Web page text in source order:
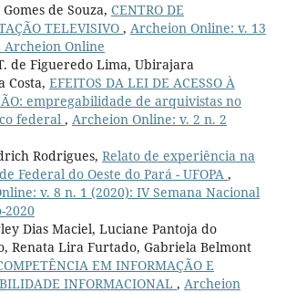
de Souza, CENTRO DE
TELEVISIVO , Archeion Online: v. 13
Archeion Online
de Figueredo Lima, Ubirajara
Costa, EFEITOS DA LEI DE ACESSO À
empregabilidade de arquivistas no
federal , Archeion Online: v. 2 n. 2
Rodrigues, Relato de experiência na
Federal do Oeste do Pará - UFOPA ,
v. 8 n. 1 (2020): IV Semana Nacional
2020
Dias Maciel, Luciane Pantoja do
Renata Lira Furtado, Gabriela Belmont
EM INFORMAÇÃO E
INFORMACIONAL , Archeion